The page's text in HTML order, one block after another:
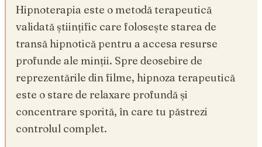
Hipnoterapia este o metodă terapeutică
validată științific care folosește starea de
transă hipnotică pentru a accesa resurse
profunde ale minții. Spre deosebire de
reprezentările din filme, hipnoza terapeutică
este o stare de relaxare profundă și
concentrare sporită, în care tu păstrezi
controlul complet.